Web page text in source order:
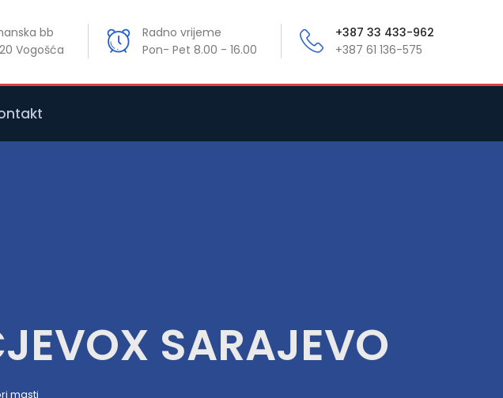
bb
Vogošća
Radno vrijeme
Pon- Pet 8.00 - 16.00
+387 33 433-962
+387 61 136-575
SARAJEVO
masti